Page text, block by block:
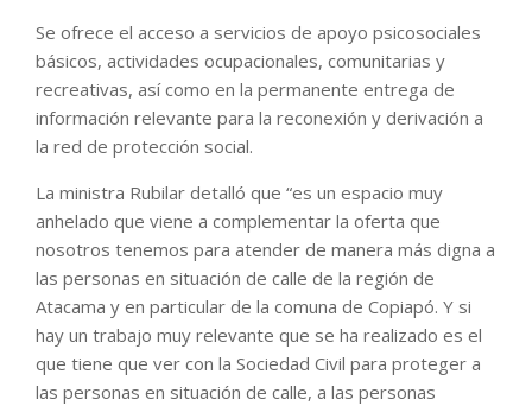
Se ofrece el acceso a servicios de apoyo psicosociales
básicos, actividades ocupacionales, comunitarias y
recreativas, así como en la permanente entrega de
información relevante para la reconexión y derivación a
la red de protección social.
La ministra Rubilar detalló que “es un espacio muy
anhelado que viene a complementar la oferta que
nosotros tenemos para atender de manera más digna a
las personas en situación de calle de la región de
Atacama y en particular de la comuna de Copiapó. Y si
hay un trabajo muy relevante que se ha realizado es el
que tiene que ver con la Sociedad Civil para proteger a
las personas en situación de calle, a las personas